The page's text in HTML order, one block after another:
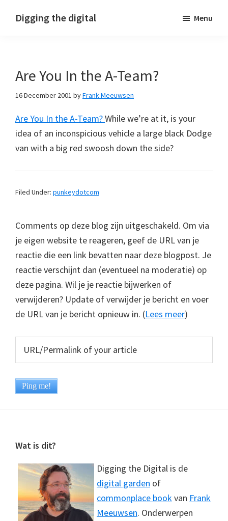
Digging the digital Menu
Are You In the A-Team?
16 December 2001 byFrank Meeuwsen
Are You In the A-Team?While we’re at it, is your
idea of an inconspicious vehicle a large black Dodge
van with a big red swoosh down the side?
Filed Under: punkeydotcom
Comments op deze blog zijn uitgeschakeld. Om via
je eigen website te reageren, geef de URL van je
reactie die een link bevatten naar deze blogpost. Je
reactie verschijnt dan (eventueel na moderatie) op
deze pagina. Wil je je reactie bijwerken of
verwijderen? Update of verwijder je bericht en voer
de URL van je bericht opnieuw in. (Lees meer)
Footer
Wat is dit?
Digging the Digital is de
digital garden of
commonplace bookvan Frank
Meeuwsen. Onderwerpen